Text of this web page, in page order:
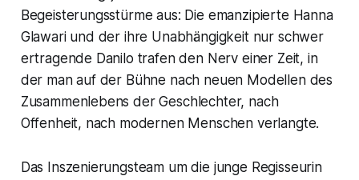
Begeisterungsstürme aus: Die emanzipierte Hanna
Glawariund der ihre Unabhängigkeit nur schwer
ertragende Danilo trafen den Nerv einer Zeit, in
der man auf der Bühne nach neuen Modellen des
Zusammenlebens der Geschlechter, nach
Offenheit, nach modernen Menschen verlangte.
Das Inszenierungsteam um die junge Regisseurin